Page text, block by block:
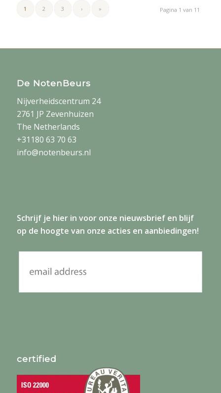
Pagina 1 van 11
1 2 3 › »
De NotenBeurs
Nijverheidscentrum 24
2761 JP Zevenhuizen
The Netherlands
+31180 63 70 63
info@notenbeurs.nl
Schrijf je hierin voor onze nieuwsbrief en blijf
op de hoogte van onze acties en aanbiedingen!
certified